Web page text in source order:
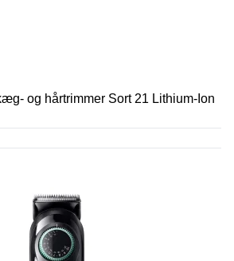
og hårtrimmer Sort 21 Lithium-Ion